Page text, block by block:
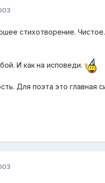
стихотворение.
И как на исповеди.
Для поэта это главная